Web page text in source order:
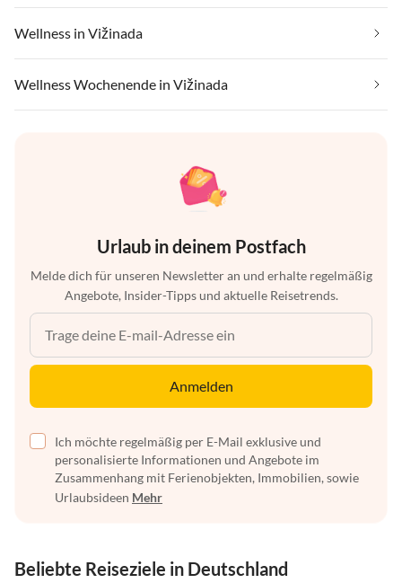
Wellness in Vižinada
Wellness Wochenende in Vižinada
Urlaub in deinem Postfach
Melde dich für unseren Newsletter an und erhalte regelmäßig
Angebote, Insider-Tipps und aktuelle Reisetrends.
Anmelden
Ich möchte regelmäßig per E-Mail exklusive und
personalisierte Informationen und Angebote im
Zusammenhang mit Ferienobjekten, Immobilien, sowie
Urlaubsideen Mehr
Beliebte Reiseziele in Deutschland